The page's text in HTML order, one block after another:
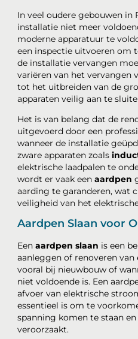
In veel oudere gebouwen in
installatie niet meer
moderne apparatuur te
een inspectie uitvoeren om
de installatie vervangen
variëren van het vervangen
tot het uitbreiden van de
apparaten veilig aan te
Het is van belang dat de
uitgevoerd door een
wanneer de installatie
zware apparaten zoals
elektrische laadpalen te
wordt er vaak eenaardpen
aarding te garanderen, wat
veiligheid van het
Aardpen Slaan voor
Eenaardpen slaan is een
aanleggen of renoveren
vooral bij nieuwbouw of
niet voldoende is. Een
afvoer van elektrische
essentieel is om te
spanning komen te staan
veroorzaakt.